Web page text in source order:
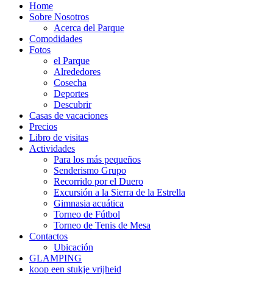
Home
Sobre Nosotros
Acerca del Parque
Comodidades
Fotos
el Parque
Alrededores
Cosecha
Deportes
Descubrir
Casas de vacaciones
Precios
Libro de visitas
Actividades
Para los más pequeños
Senderismo Grupo
Recorrido por el Duero
Excursión a la Sierra de la Estrella
Gimnasia acuática
Torneo de Fútbol
Torneo de Tenis de Mesa
Contactos
Ubicación
GLAMPING
koop een stukje vrijheid